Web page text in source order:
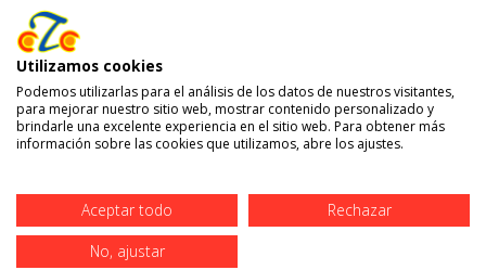
© 2020 Centro Técnico de Conductores| Diseñado por
Teseo
Utilizamos cookies
Podemos utilizarlas para el análisis de los datos de nuestros visitantes,
para mejorar nuestro sitio web, mostrar contenido personalizado y
brindarle una excelente experiencia en el sitio web. Para obtener más
información sobre las cookies que utilizamos, abre los ajustes.
Aceptar todo
Rechazar
No, ajustar